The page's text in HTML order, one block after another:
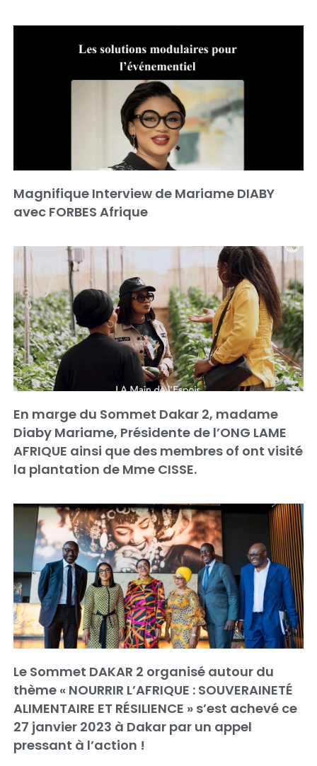
Magnifique Interview de Mariame DIABY
avec FORBES Afrique
En marge du Sommet Dakar 2, madame
Diaby Mariame, Présidente de l’ONG LAME
AFRIQUE ainsi que des membres of ont visité
la plantation de Mme CISSE.
Le Sommet DAKAR 2 organisé autour du
thème « NOURRIR L’AFRIQUE : SOUVERAINETÉ
ALIMENTAIRE ET RÉSILIENCE » s’est achevé ce
27 janvier 2023 à Dakar par un appel
pressant à l’action !